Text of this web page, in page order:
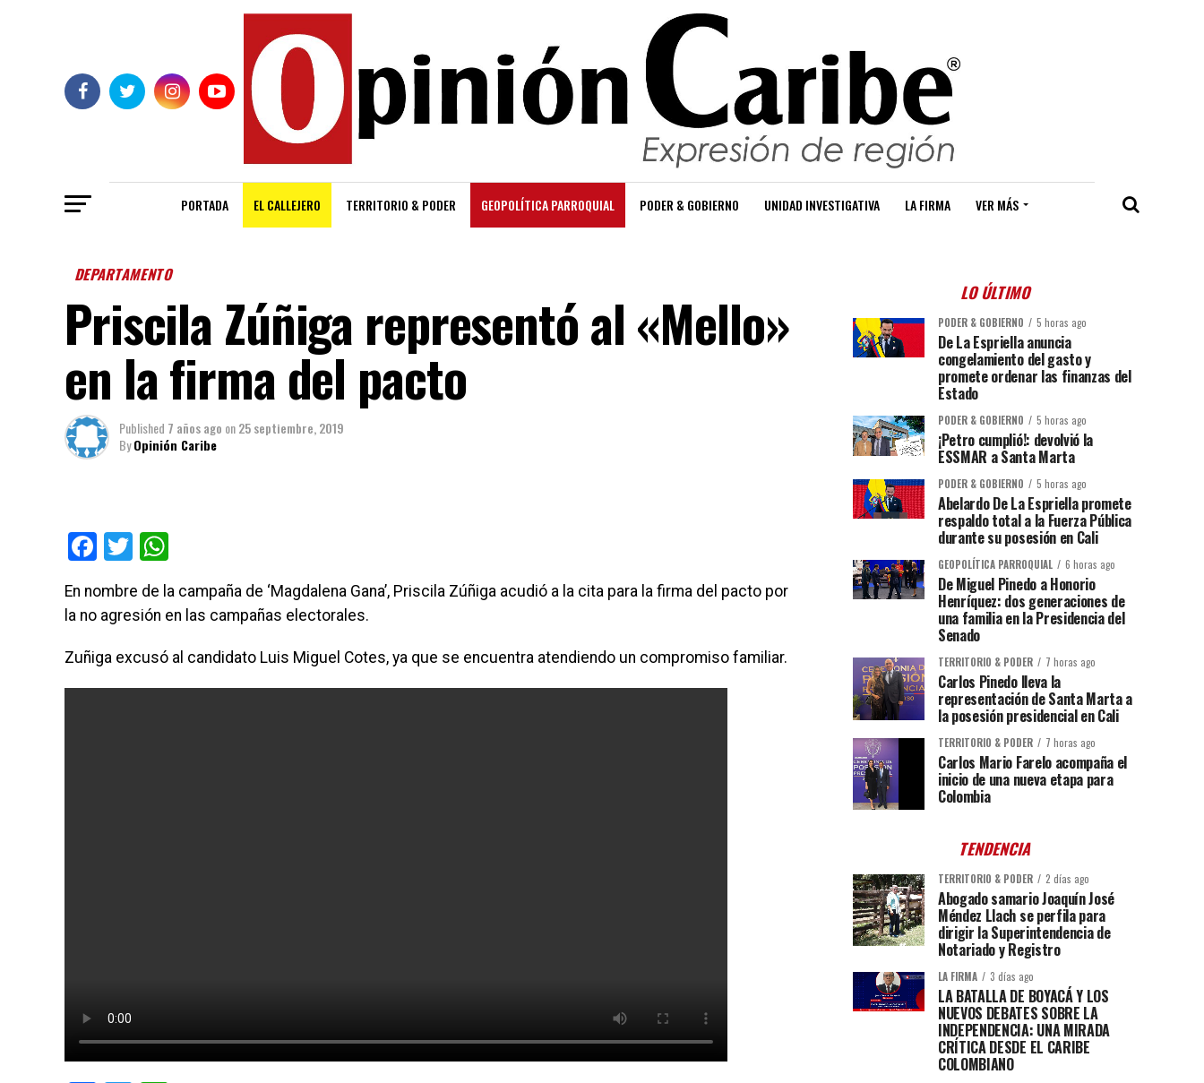
PORTADA EL CALLEJERO TERRITORIO & PODER GEOPOLÍTICA PARROQUIAL PODER & GOBIERNO UNIDAD INVESTIGATIVA LA FIRMA VER MÁS
DEPARTAMENTO
Priscila Zúñiga representó al «Mello»
en la firma del pacto
Published 7 años ago on25 septiembre, 2019
ByOpinión Caribe
Facebook
Twitter
En nombre de la campaña de ‘Magdalena Gana’, Priscila Zúñiga acudió a la cita para la firma del pacto por
la no agresión en las campañas electorales.
Zuñiga excusó al candidato Luis Miguel Cotes, ya que se encuentra atendiendo un compromiso familiar.
LO ÚLTIMO
PODER & GOBIERNO 5 horas ago
De La Espriella anuncia
congelamiento del gasto y
promete ordenar las finanzas del
Estado
PODER & GOBIERNO 5 horas ago
¡Petro cumplió!: devolvió la
ESSMAR a Santa Marta
PODER & GOBIERNO 5 horas ago
Abelardo De La Espriella promete
respaldo total a la Fuerza Pública
durante su posesión en Cali
GEOPOLÍTICA PARROQUIAL 6 horas ago
De Miguel Pinedo a Honorio
Henríquez: dos generaciones de
una familia en la Presidencia del
Senado
TERRITORIO & PODER 7 horas ago
Carlos Pinedo lleva la
representación de Santa Marta a
la posesión presidencial en Cali
TERRITORIO & PODER 7 horas ago
Carlos Mario Farelo acompaña el
inicio de una nueva etapa para
Colombia
TENDENCIA
TERRITORIO & PODER 2 días ago
Abogado samario Joaquín José
Méndez Llach se perfila para
dirigir la Superintendencia de
Notariado y Registro
LA FIRMA 3 días ago
LA BATALLA DE BOYACÁ Y LOS
NUEVOS DEBATES SOBRE LA
INDEPENDENCIA: UNA MIRADA
CRÍTICA DESDE EL CARIBE
COLOMBIANO